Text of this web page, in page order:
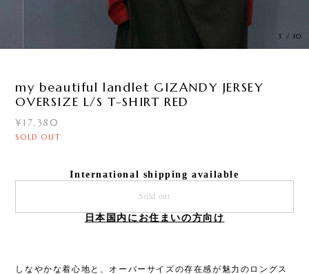
3 / 10
my beautiful landlet GIZANDY JERSEY
OVERSIZE L/S T-SHIRT RED
¥17,380
SOLD OUT
International shipping available
Sold out
日本国内にお住まいの方向け
しなやかな着心地と、オーバーサイズの存在感が魅力のロングス